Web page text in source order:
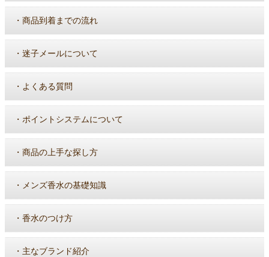
・ 商品到着までの流れ
・ 迷子メールについて
・ よくある質問
・ ポイントシステムについて
・ 商品の上手な探し方
・ メンズ香水の基礎知識
・ 香水のつけ方
・ 主なブランド紹介